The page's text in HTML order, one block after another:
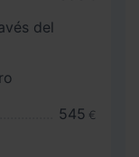
del
545 €